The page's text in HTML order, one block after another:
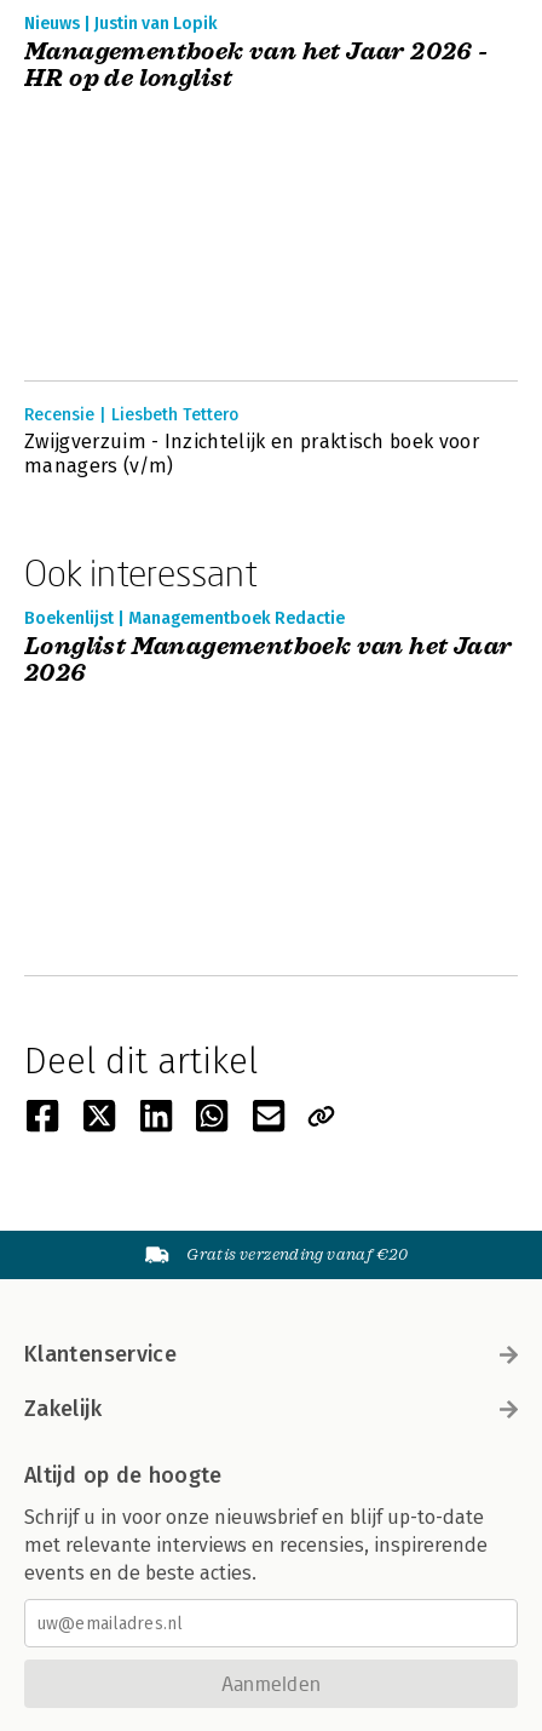
Nieuws | Justin van Lopik
Managementboek van het Jaar 2026 -
HR op de longlist
Recensie | Liesbeth Tettero
Zwijgverzuim - Inzichtelijk en praktisch boek voor
managers (v/m)
Ook interessant
Boekenlijst | Managementboek Redactie
Longlist Managementboek van het Jaar
2026
Deel dit artikel
Gratis verzending vanaf €20
Klantenservice
Zakelijk
Altijd op de hoogte
Schrijf u in voor onze nieuwsbrief en blijf up-to-date
met relevante interviews en recensies, inspirerende
events en de beste acties.
Aanmelden